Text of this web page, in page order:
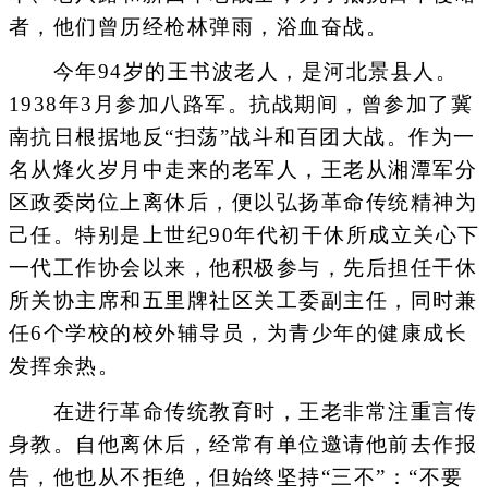
者，他们曾历经枪林弹雨，浴血奋战。
今年94岁的王书波老人，是河北景县人。
1938年3月参加八路军。抗战期间，曾参加了冀
南抗日根据地反“扫荡”战斗和百团大战。作为一
名从烽火岁月中走来的老军人，王老从湘潭军分
区政委岗位上离休后，便以弘扬革命传统精神为
己任。特别是上世纪90年代初干休所成立关心下
一代工作协会以来，他积极参与，先后担任干休
所关协主席和五里牌社区关工委副主任，同时兼
任6个学校的校外辅导员，为青少年的健康成长
发挥余热。
在进行革命传统教育时，王老非常注重言传
身教。自他离休后，经常有单位邀请他前去作报
告，他也从不拒绝，但始终坚持“三不”：“不要